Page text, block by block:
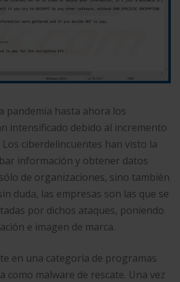
pandemia hasta ahora los
intensificado debido al incremento
Los ciberdelincuentes han visto la
información y obtener datos
de organizaciones, sino también
duda, las empresas son las que se
por dichos ataques, poniendo
e imagen de marca.
en una categoría de programas
como malware de rescate. Una vez